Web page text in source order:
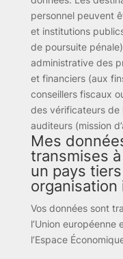
personnel peuvent
et institutions
de poursuite
administrative des
et financiers (aux
conseillers fiscaux
des vérificateurs de
auditeurs (mission
Mes
transmises
un pays
organisation
Vos données sont
l’Union européenne
l’Espace